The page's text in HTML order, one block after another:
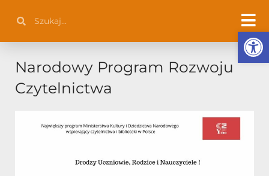
treści
Narodowy Program Rozwoju
Czytelnictwa